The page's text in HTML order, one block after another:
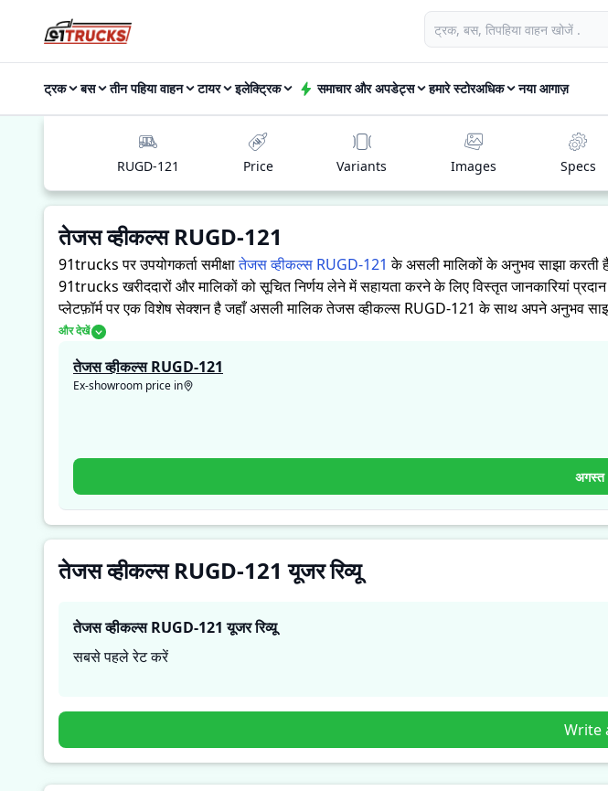
ट्रक बस तीन पहिया वाहन टायर इलेक्ट्रिक समाचार और अपडेट्स हमारे स्टोरअधिक नया आगाज़
RUGD-121 Price Variants Images Specs
तेजस व्हीकल्स RUGD-121
91trucks पर उपयोगकर्ता समीक्षातेजस व्हीकल्स RUGD-121 के असली मालिकों के अनुभव साझा करती
91trucks खरीददारों और मालिकों को सूचित निर्णय लेने में सहायता करने के लिए विस्तृत जानकारियां
प्लेटफ़ॉर्म पर एक विशेष सेक्शन है जहाँ असली मालिक तेजस व्हीकल्स RUGD-121 के साथ अपने अनुभव
जिससे भविष्य के खरीदार यह तय कर सकते हैं कि क्या
और देखें
तेजस व्हीकल्स RUGD-121
Ex-showroom price in
तेजस व्हीकल्स RUGD-121 यूजर रिव्यू
तेजस व्हीकल्स RUGD-121 यूजर रिव्यू
सबसे पहले रेट करें
Write